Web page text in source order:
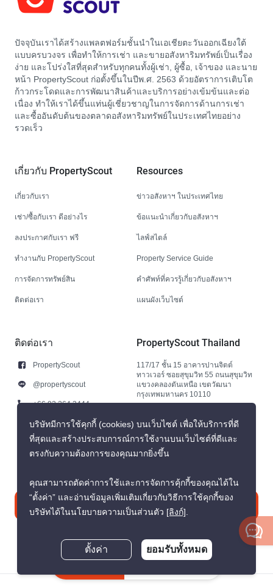
ปัจจุบันเราได้สร้างแพลตฟอร์มชั้นนำในเอเชียตะวันออกเฉียงใต้
แบบครบวงจร เพื่อทำให้การเช่า และขายอสังหาริมทรัพย์เป็นเรื่อง
ง่าย และโปร่งใสที่สุดสำหรับทุกคนทั้งผู้เช่า, ผู้ซื้อ, เจ้าของ และนาย
หน้า PropertyScout ก่อตั้งขึ้นในปีพ.ศ. 2563 ด้วยอัตราการเติบโต
ก้าวกระโดดและการพัฒนาสินค้าและบริการอย่างเข้มข้นและต่อ
เนื่อง ทำให้เราได้ขึ้นแท่นผู้เชี่ยวชาญในการจัดการด้านการเช่า
และซื้ออันดับต้นของตลาดอสังหาริมทรัพย์ในประเทศไทยอย่าง
รวดเร็ว
เกี่ยวกับ PropertyScout
เกี่ยวกับเรา
เช่า/ซื้อกับเรา ดีอย่างไร
ลงประกาศกับเรา ฟรี
ทำงานกับ PropertyScout
การจัดการทรัพย์สิน
ติดต่อเรา
Resources
ข่าวอสังหาฯ ในประเทศไทย
ข้อแนะนำเกี่ยวกับอสังหาฯ
ไลฟ์สไตล์
Property Service Guide
คำศัพท์ที่ควรรู้เกี่ยวกับอสังหาฯ
แผนผังเว็บไซต์
ติดต่อเรา
PropertyScout
@propertyscout
+66 92 264 3444
+66 92 264 3444
contact@propertyscout.co.th
PropertyScout Thailand
117/17 ชั้น 15 อาคารปานจิตต์
ทาวเวอร์ ซอยสุขุมวิท 55 ถนนสุขุมวิท
แขวงคลองตันเหนือ เขตวัฒนา
กรุงเทพมหานคร 10110
ติดต่อเรา
บริษัทมีการใช้คุกกี้ (cookies) บนเว็บไซต์ เพื่อให้บริการที่ดี
ที่สุดและสร้างประสบการณ์การใช้งานบนเว็บไซต์ที่ดีและ
ตรงกับความต้องการของคุณมากยิ่งขึ้น
คุณสามารถตัดค่าการใช้และการจัดการคุ้กกี้ของคุณได้ใน
“ตั้งค่า” และอ่านข้อมูลเพิ่มเติมเกี่ยวกับวิธีการใช้คุกกี้ของ
บริษัทได้ในนโยบายความเป็นส่วนตัว [ลิงก์].
ตั้งค่า ยอมรับทั้งหมด